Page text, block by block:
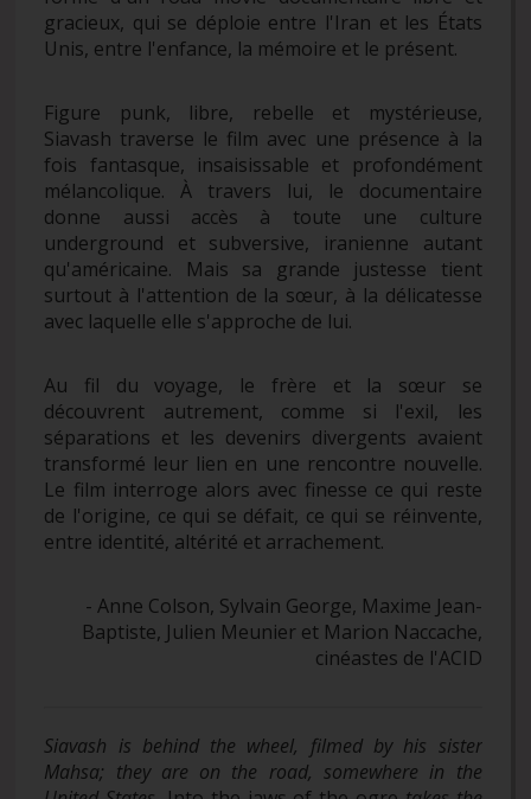
gracieux, qui se déploie entre l'Iran et les États
Unis, entre l'enfance, la mémoire et le présent.
Figure punk, libre, rebelle et mystérieuse,
Siavash traverse le film avec une présence à la
fois fantasque, insaisissable et profondément
mélancolique. À travers lui, le documentaire
donne aussi accès à toute une culture
underground et subversive, iranienne autant
qu'américaine. Mais sa grande justesse tient
surtout à l'attention de la sœur, à la délicatesse
avec laquelle elle s'approche de lui.
Au fil du voyage, le frère et la sœur se
découvrent autrement, comme si l'exil, les
séparations et les devenirs divergents avaient
transformé leur lien en une rencontre nouvelle.
Le film interroge alors avec finesse ce qui reste
de l'origine, ce qui se défait, ce qui se réinvente,
entre identité, altérité et arrachement.
- Anne Colson, Sylvain George, Maxime Jean-
Baptiste, Julien Meunier et Marion Naccache,
cinéastes de l'ACID
Siavash is behind the wheel, filmed by his sister
Mahsa; they are on the road, somewhere in the